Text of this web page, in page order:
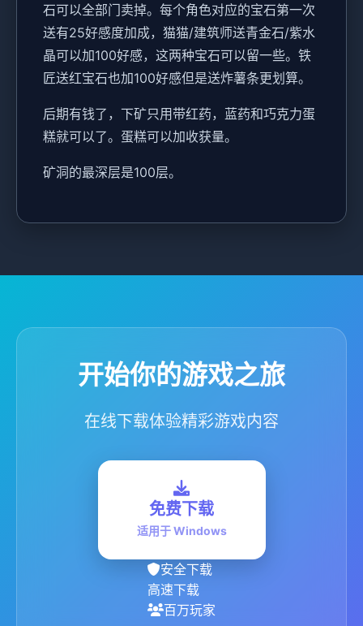
石可以全部门卖掉。每个角色对应的宝石第一次
送有25好感度加成，猫猫/建筑师送青金石/紫水
晶可以加100好感，这两种宝石可以留一些。铁
匠送红宝石也加100好感但是送炸薯条更划算。
后期有钱了，下矿只用带红药，蓝药和巧克力蛋
糕就可以了。蛋糕可以加收获量。
矿洞的最深层是100层。
开始你的游戏之旅
在线下载体验精彩游戏内容
免费下载
适用于 Windows
安全下载
高速下载
百万玩家